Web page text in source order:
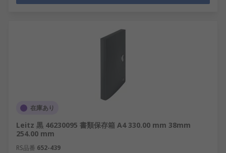
在庫あり
Leitz 黒 46230095 書類保存箱 A4 330.00 mm 38mm
254.00 mm
RS品番 652-439